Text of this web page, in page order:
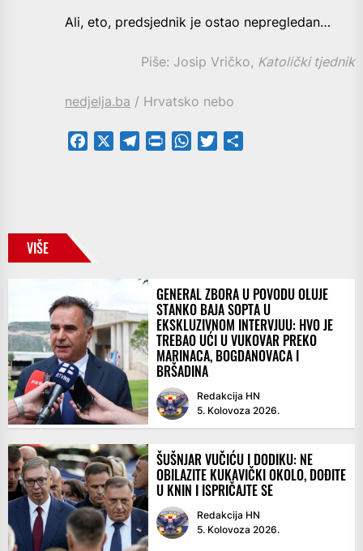
Ali, eto, predsjednik je ostao nepregledan…
Piše: Josip Vričko, Katolički tjednik
nedjelja.ba / Hrvatsko nebo
Facebook TelegramPrintFriendly
WhatsApp
Twitter
VIŠE
GENERAL ZBORA U POVODU OLUJE
STANKO BAJA SOPTA U
EKSKLUZIVNOM INTERVJUU: HVO JE
TREBAO UĆI U VUKOVAR PREKO
MARINACA, BOGDANOVACA I
BRŠADINA
Redakcija HN
5. Kolovoza 2026.
ŠUŠNJAR VUČIĆU I DODIKU: NE
OBILAZITE KUKAVIČKI OKOLO, DOĐITE
U KNIN I ISPRIČAJTE SE
Redakcija HN
5. Kolovoza 2026.